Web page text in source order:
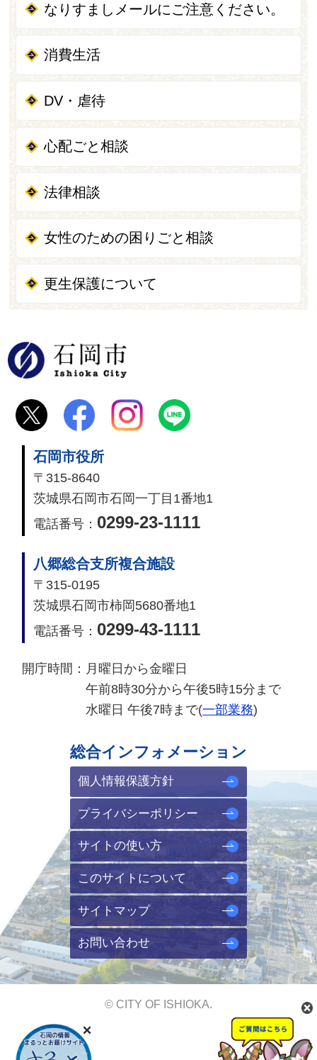
なりすましメールにご注意ください。
消費生活
DV・虐待
心配ごと相談
法律相談
女性のための困りごと相談
更生保護について
石岡市役所
〒315-8640
茨城県石岡市石岡一丁目1番地1
電話番号： 0299-23-1111
八郷総合支所複合施設
〒315-0195
茨城県石岡市柿岡5680番地1
電話番号： 0299-43-1111
開庁時間： 月曜日から金曜日
午前8時30分から午後5時15分まで
水曜日 午後7時まで(一部業務)
総合インフォメーション
個人情報保護方針
プライバシーポリシー
サイトの使い方
このサイトについて
サイトマップ
お問い合わせ
© CITY OF ISHIOKA.